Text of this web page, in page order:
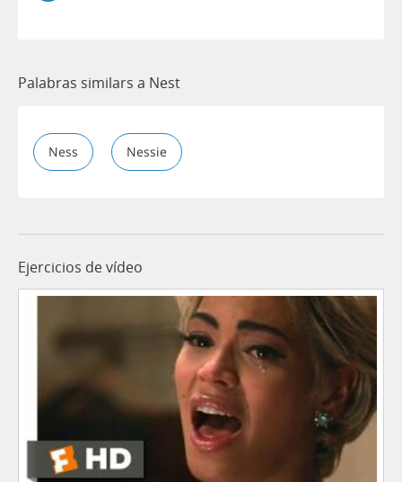
Palabras similars a Nest
Ness Nessie
Ejercicios de vídeo